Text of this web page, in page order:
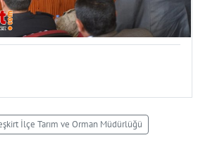
İlçe Tarım ve Orman Müdürlüğü